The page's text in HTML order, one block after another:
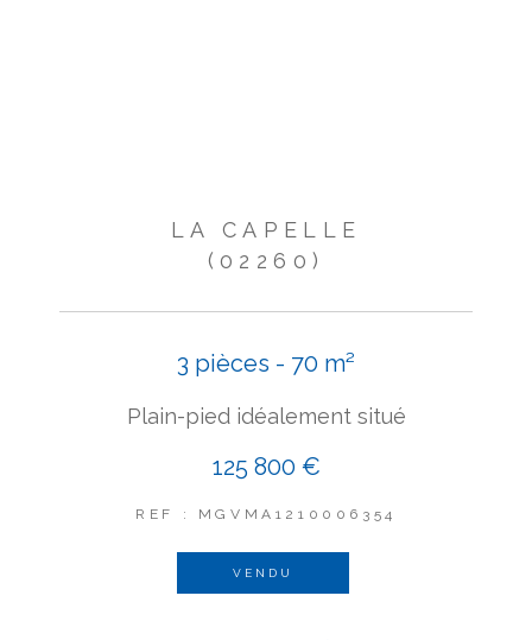
LA CAPELLE
(02260)
3 pièces - 70 m²
Plain-pied idéalement situé
125 800 €
REF : MGVMA1210006354
VENDU